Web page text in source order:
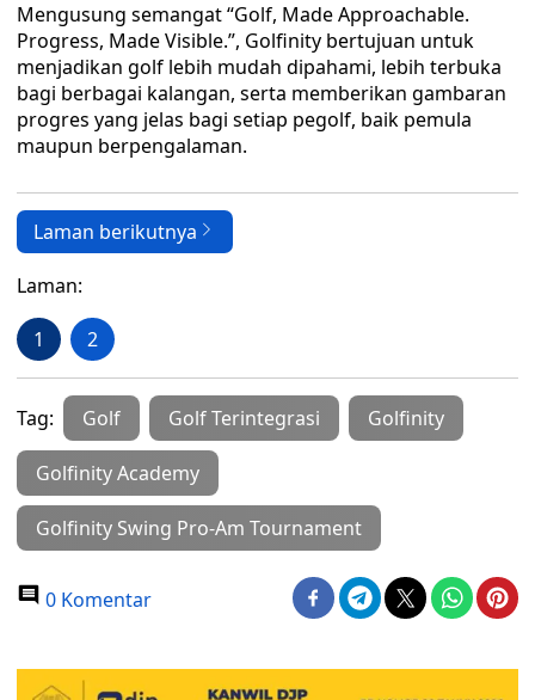
Mengusung semangat “Golf, Made Approachable.
Progress, Made Visible.”, Golfinity bertujuan untuk
menjadikan golf lebih mudah dipahami, lebih terbuka
bagi berbagai kalangan, serta memberikan gambaran
progres yang jelas bagi setiap pegolf, baik pemula
maupun berpengalaman.
Laman berikutnya
Laman:
1 2
Tag: Golf Golf Terintegrasi Golfinity
Golfinity Academy
Golfinity Swing Pro-Am Tournament
0 Komentar